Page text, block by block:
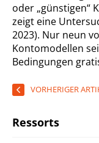
oder „günstigen“
zeigt eine
2023). Nur neun
Kontomodellen
Bedingungen
VORHERIGER
Ressorts